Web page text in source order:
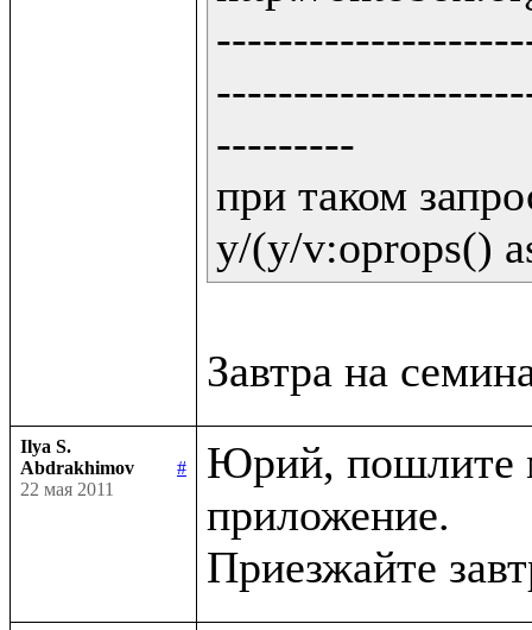
---------
при таком
y/(y/v:oprops()
Ilya S.
Abdrakhimov
#
22 мая 2011
Юрий, пошлите
приложение.